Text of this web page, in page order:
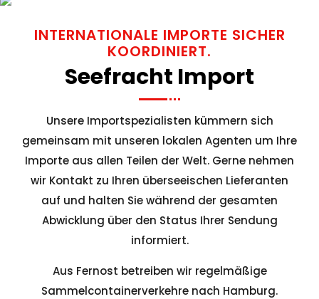
INTERNATIONALE IMPORTE SICHER
KOORDINIERT.
Seefracht Import
Unsere Importspezialisten kümmern sich
gemeinsam mit unseren lokalen Agenten um Ihre
Importe aus allen Teilen der Welt. Gerne nehmen
wir Kontakt zu Ihren überseeischen Lieferanten
auf und halten Sie während der gesamten
Abwicklung über den Status Ihrer Sendung
informiert.
Aus Fernost betreiben wir regelmäßige
Sammelcontainerverkehre nach Hamburg.